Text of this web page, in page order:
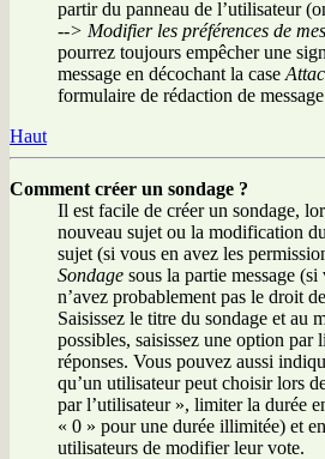
partir du panneau de l’utilisateur
--> Modifier les préférences de
pourrez toujours empêcher une
message en décochant la case
formulaire de rédaction de
Haut
Comment créer un sondage ?
Il est facile de créer un sondage,
nouveau sujet ou la modification
sujet (si vous en avez les
Sondage sous la partie message
n’avez probablement pas le droit
Saisissez le titre du sondage et au
possibles, saisissez une option par
réponses. Vous pouvez aussi
qu’un utilisateur peut choisir lors
par l’utilisateur », limiter la durée
« 0 » pour une durée illimitée) et
utilisateurs de modifier leur vote.